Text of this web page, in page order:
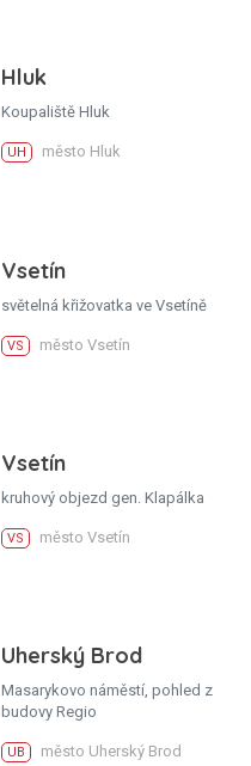
Hluk
Koupaliště Hluk
UH město Hluk
Vsetín
světelná křižovatka ve Vsetíně
VS město Vsetín
Vsetín
kruhový objezd gen. Klapálka
VS město Vsetín
Uherský Brod
Masarykovo náměstí, pohled z
budovy Regio
UB město Uherský Brod